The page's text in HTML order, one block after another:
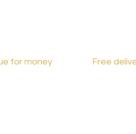
for money Free